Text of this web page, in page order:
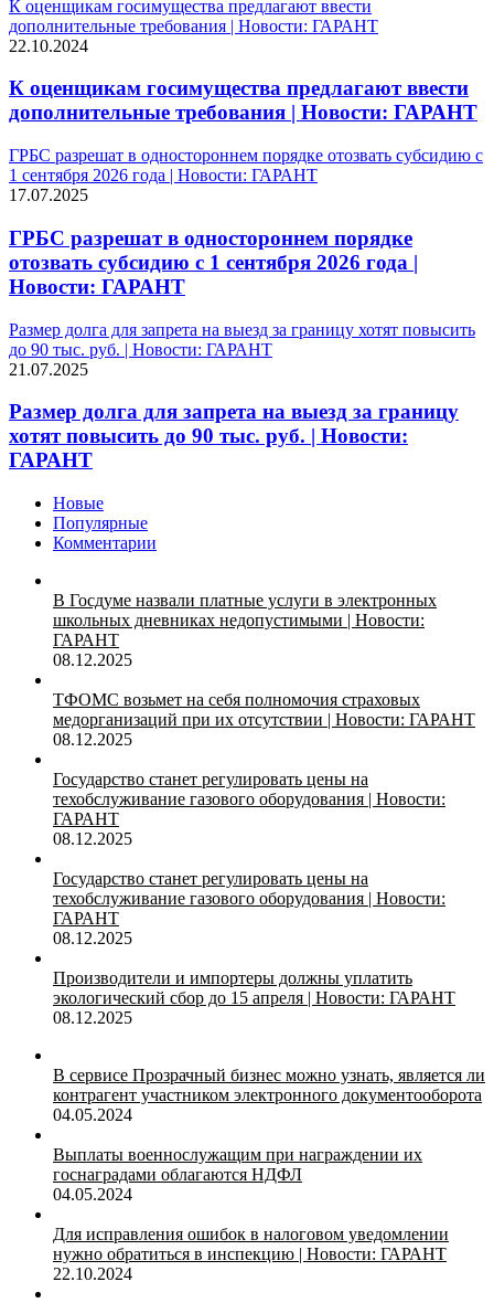
К оценщикам госимущества предлагают ввести
дополнительные требования | Новости: ГАРАНТ
22.10.2024
К оценщикам госимущества предлагают ввести
дополнительные требования | Новости: ГАРАНТ
ГРБС разрешат в одностороннем порядке отозвать субсидию с
1 сентября 2026 года | Новости: ГАРАНТ
17.07.2025
ГРБС разрешат в одностороннем порядке
отозвать субсидию с 1 сентября 2026 года |
Новости: ГАРАНТ
Размер долга для запрета на выезд за границу хотят повысить
до 90 тыс. руб. | Новости: ГАРАНТ
21.07.2025
Размер долга для запрета на выезд за границу
хотят повысить до 90 тыс. руб. | Новости:
ГАРАНТ
Новые
Популярные
Комментарии
В Госдуме назвали платные услуги в электронных
школьных дневниках недопустимыми | Новости:
ГАРАНТ
08.12.2025
ТФОМС возьмет на себя полномочия страховых
медорганизаций при их отсутствии | Новости: ГАРАНТ
08.12.2025
Государство станет регулировать цены на
техобслуживание газового оборудования | Новости:
ГАРАНТ
08.12.2025
Государство станет регулировать цены на
техобслуживание газового оборудования | Новости:
ГАРАНТ
08.12.2025
Производители и импортеры должны уплатить
экологический сбор до 15 апреля | Новости: ГАРАНТ
08.12.2025
В сервисе Прозрачный бизнес можно узнать, является ли
контрагент участником электронного документооборота
04.05.2024
Выплаты военнослужащим при награждении их
госнаградами облагаются НДФЛ
04.05.2024
Для исправления ошибок в налоговом уведомлении
нужно обратиться в инспекцию | Новости: ГАРАНТ
22.10.2024